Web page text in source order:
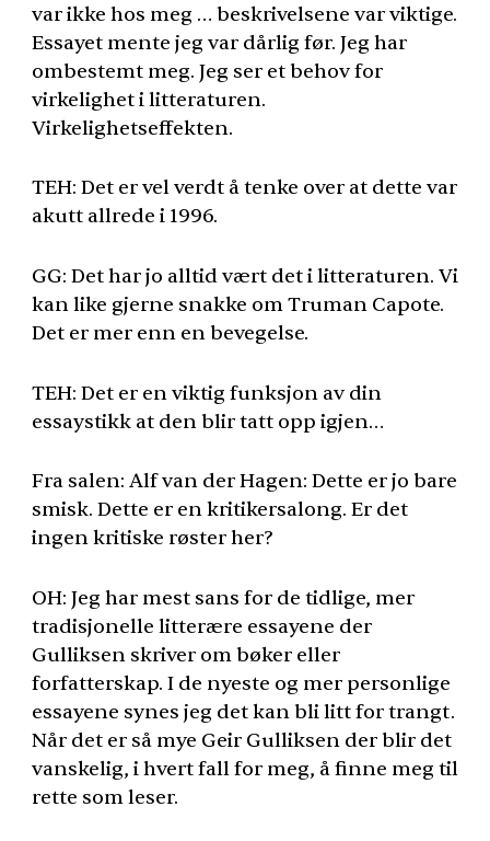
var ikke hos meg … beskrivelsene var viktige.
Essayet mente jeg var dårlig før. Jeg har
ombestemt meg. Jeg ser et behov for
virkelighet i litteraturen.
Virkelighetseffekten.
TEH: Det er vel verdt å tenke over at dette var
akutt allrede i 1996.
GG: Det har jo alltid vært det i litteraturen. Vi
kan like gjerne snakke om Truman Capote.
Det er mer enn en bevegelse.
TEH: Det er en viktig funksjon av din
essaystikk at den blir tatt opp igjen…
Fra salen: Alf van der Hagen: Dette er jo bare
smisk. Dette er en kritikersalong. Er det
ingen kritiske røster her?
OH: Jeg har mest sans for de tidlige, mer
tradisjonelle litterære essayene der
Gulliksen skriver om bøker eller
forfatterskap. I de nyeste og mer personlige
essayene synes jeg det kan bli litt for trangt.
Når det er så mye Geir Gulliksen der blir det
vanskelig, i hvert fall for meg, å finne meg til
rette som leser.